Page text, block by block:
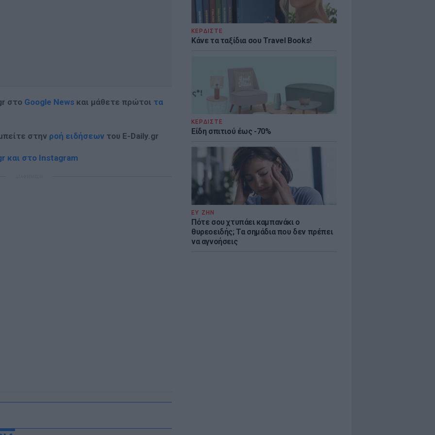
ΚΕΡΔΙΣΤΕ
Κάνε τα ταξίδια σου Travel Books!
ΚΕΡΔΙΣΤΕ
Είδη σπιτιού έως -70%
ΕΥ ΖΗΝ
Πότε σου χτυπάει καμπανάκι ο
θυρεοειδής; Τα σημάδια που δεν πρέπει
να αγνοήσεις
στο Google News και μάθετε πρώτοι τα
στην ροή ειδήσεων του E-Daily.gr
και στο Instagram